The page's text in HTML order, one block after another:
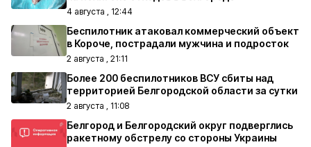
4 августа , 12:44
Беспилотник атаковал коммерческий объект
в Короче, пострадали мужчина и подросток
2 августа , 21:11
Более 200 беспилотников ВСУ сбиты над
территорией Белгородской области за сутки
2 августа , 11:08
Белгород и Белгородский округ подверглись
ракетному обстрелу со стороны Украины